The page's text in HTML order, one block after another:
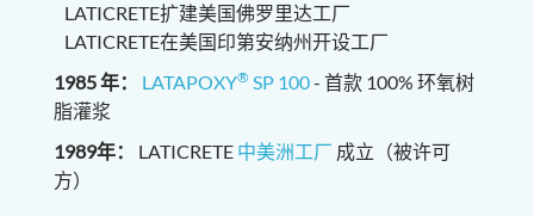
LATICRETE扩建美国佛罗里达工厂
LATICRETE在美国印第安纳州开设工厂
1985 年：
LATAPOXY® SP 100- 首款 100% 环氧树
脂灌浆
1989年：
LATICRETE 中美洲工厂 成立（被许可
方）